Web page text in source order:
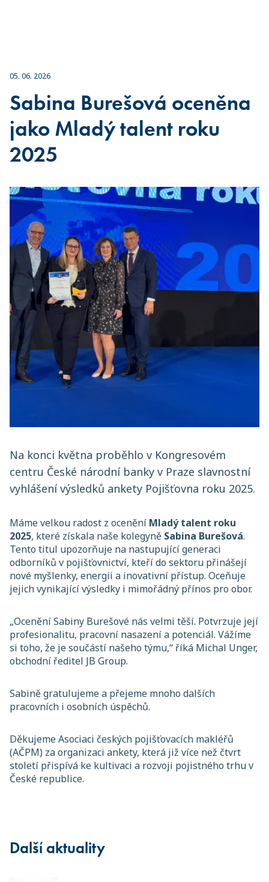
05. 06. 2026
Sabina Burešová oceněna
jako Mladý talent roku
2025
Na konci května proběhlo v Kongresovém
centru České národní banky v Praze slavnostní
vyhlášení výsledků ankety Pojišťovna roku 2025.
Máme velkou radost z ocenění Mladý talent roku
2025, které získala naše kolegyně Sabina Burešová.
Tento titul upozorňuje na nastupující generaci
odborníků v pojišťovnictví, kteří do sektoru přinášejí
nové myšlenky, energii a inovativní přístup. Oceňuje
jejich vynikající výsledky i mimořádný přínos pro obor.
„Ocenění Sabiny Burešové nás velmi těší. Potvrzuje její
profesionalitu, pracovní nasazení a potenciál. Vážíme
si toho, že je součástí našeho týmu,“ říká Michal Unger,
obchodní ředitel JB Group.
Sabině gratulujeme a přejeme mnoho dalších
pracovních i osobních úspěchů.
Děkujeme Asociaci českých pojišťovacích makléřů
(AČPM) za organizaci ankety, která již více než čtvrt
století přispívá ke kultivaci a rozvoji pojistného trhu v
České republice.
Další aktuality